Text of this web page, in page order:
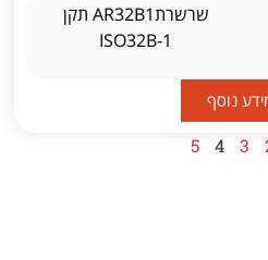
ISO32B-1
נוסף
3
4
5